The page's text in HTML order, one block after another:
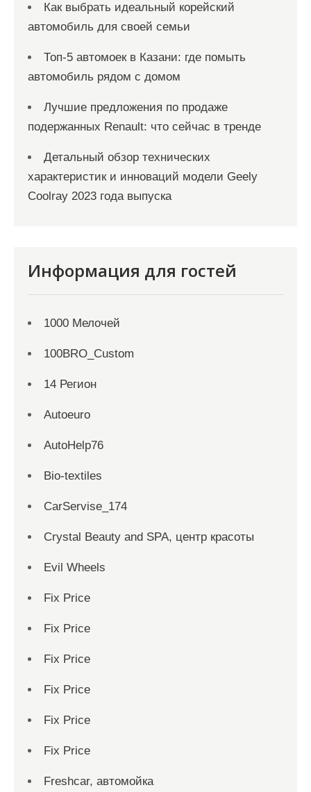
Как выбрать идеальный корейский
автомобиль для своей семьи
Топ-5 автомоек в Казани: где помыть
автомобиль рядом с домом
Лучшие предложения по продаже
подержанных Renault: что сейчас в тренде
Детальный обзор технических
характеристик и инноваций модели Geely
Coolray 2023 года выпуска
Информация для гостей
1000 Мелочей
100BRO_Custom
14 Регион
Autoeuro
AutoHelp76
Bio-textiles
CarServise_174
Crystal Beauty and SPA, центр красоты
Evil Wheels
Fix Price
Fix Price
Fix Price
Fix Price
Fix Price
Fix Price
Freshcar, автомойка